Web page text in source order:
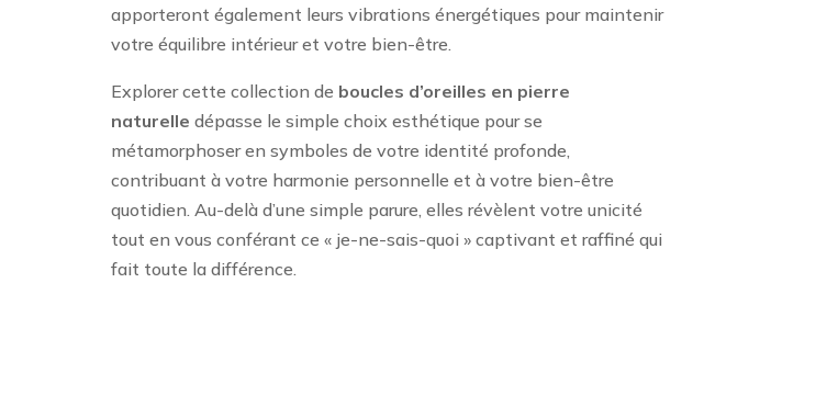
apporteront également leurs vibrations énergétiques pour maintenir
votre équilibre intérieur et votre bien-être.
Explorer cette collection de boucles d’oreilles en pierre
naturelle dépasse le simple choix esthétique pour se
métamorphoser en symboles de votre identité profonde,
contribuant à votre harmonie personnelle et à votre bien-être
quotidien. Au-delà d’une simple parure, elles révèlent votre unicité
tout en vous conférant ce « je-ne-sais-quoi » captivant et raffiné qui
fait toute la différence.